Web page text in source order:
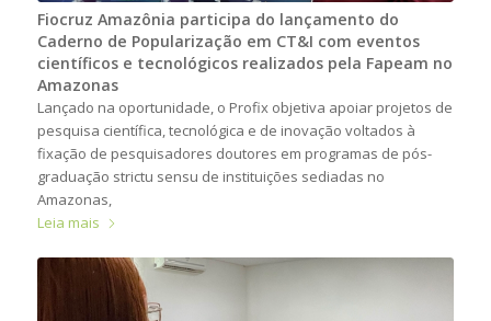
Fiocruz Amazônia participa do lançamento do
Caderno de Popularização em CT&I com eventos
científicos e tecnológicos realizados pela Fapeam no
Amazonas
Lançado na oportunidade, o Profix objetiva apoiar projetos de
pesquisa científica, tecnológica e de inovação voltados à
fixação de pesquisadores doutores em programas de pós-
graduação strictu sensu de instituições sediadas no
Amazonas,
Leia mais